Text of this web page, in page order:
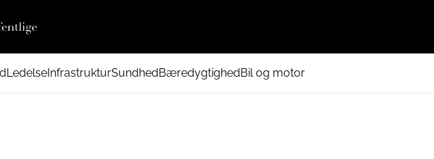
LedelseInfrastrukturSundhedBæredygtighedBil og motor